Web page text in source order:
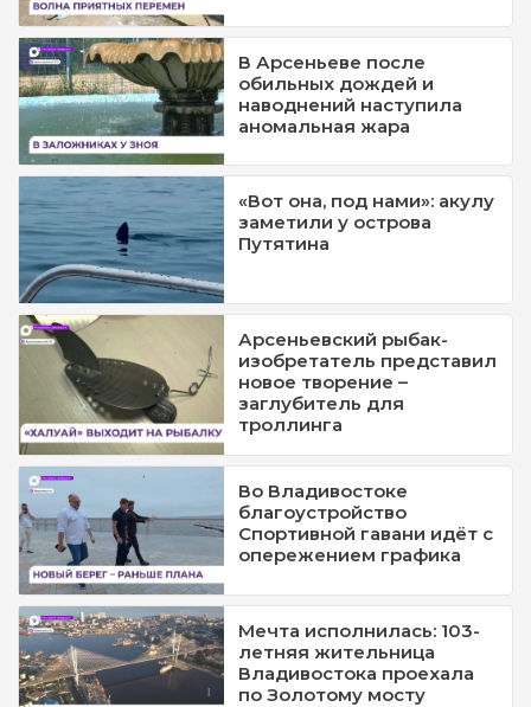
В Арсеньеве после
обильных дождей и
наводнений наступила
аномальная жара
«Вот она, под нами»: акулу
заметили у острова
Путятина
Арсеньевский рыбак-
изобретатель представил
новое творение –
заглубитель для
троллинга
Во Владивостоке
благоустройство
Спортивной гавани идёт с
опережением графика
Мечта исполнилась: 103-
летняя жительница
Владивостока проехала
по Золотому мосту